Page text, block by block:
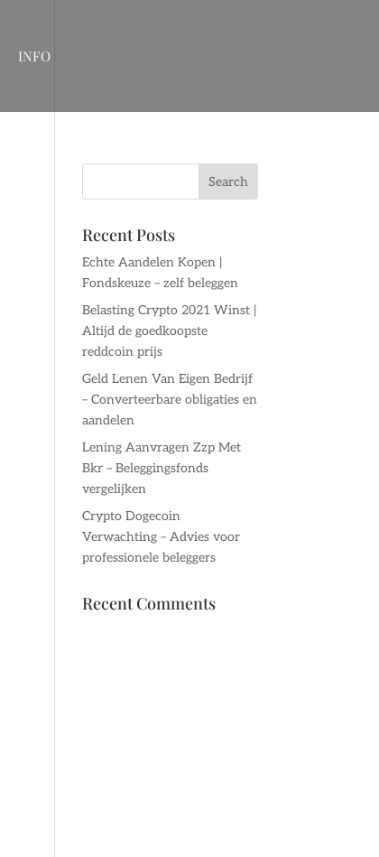
INFO
Recent Posts
Echte Aandelen Kopen |
Fondskeuze – zelf beleggen
Belasting Crypto 2021 Winst |
Altijd de goedkoopste
reddcoin prijs
Geld Lenen Van Eigen Bedrijf
– Converteerbare obligaties en
aandelen
Lening Aanvragen Zzp Met
Bkr – Beleggingsfonds
vergelijken
Crypto Dogecoin
Verwachting – Advies voor
professionele beleggers
Recent Comments